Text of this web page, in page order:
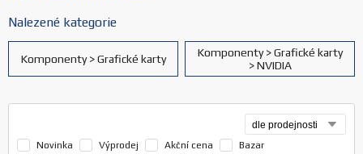
Nalezené kategorie
Komponenty > Grafické karty
Komponenty > Grafické karty
> NVIDIA
Novinka Výprodej Akční cena
Bazar